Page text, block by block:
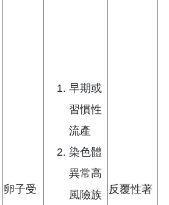
卵子受
早期或
習慣性
流產
染色體
異常高
風險族
反覆性著